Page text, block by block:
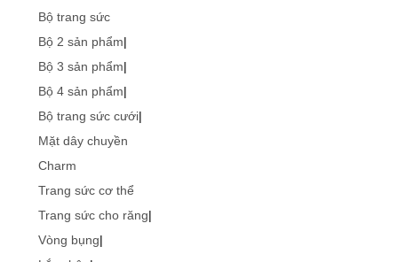
Bộ trang sức
Bộ 2 sản phẩm|
Bộ 3 sản phẩm|
Bộ 4 sản phẩm|
Bộ trang sức cưới|
Mặt dây chuyền
Charm
Trang sức cơ thể
Trang sức cho răng|
Vòng bụng|